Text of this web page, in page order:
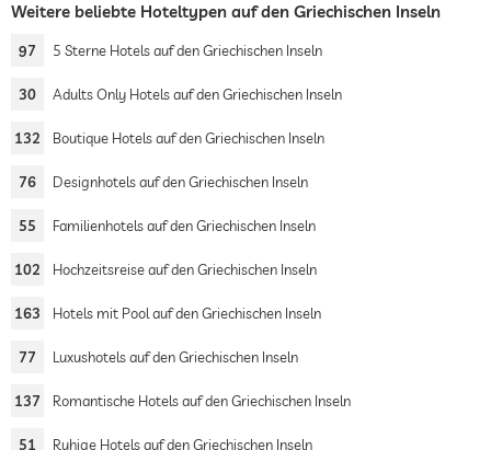
Weitere beliebte Hoteltypen auf den Griechischen Inseln
97 5 Sterne Hotels auf den Griechischen Inseln
30 Adults Only Hotels auf den Griechischen Inseln
132 Boutique Hotels auf den Griechischen Inseln
76 Designhotels auf den Griechischen Inseln
55 Familienhotels auf den Griechischen Inseln
102 Hochzeitsreise auf den Griechischen Inseln
163 Hotels mit Pool auf den Griechischen Inseln
77 Luxushotels auf den Griechischen Inseln
137 Romantische Hotels auf den Griechischen Inseln
51 Ruhige Hotels auf den Griechischen Inseln